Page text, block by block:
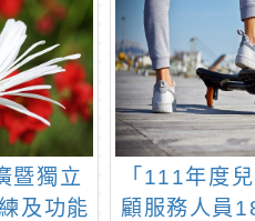
暨獨立
及功能
「111年度
顧服務人員